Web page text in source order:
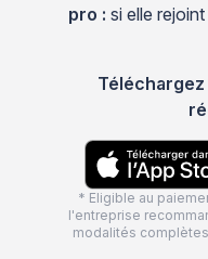
pro : si elle
Téléchargez
* Eligible au
l'entreprise
modalités